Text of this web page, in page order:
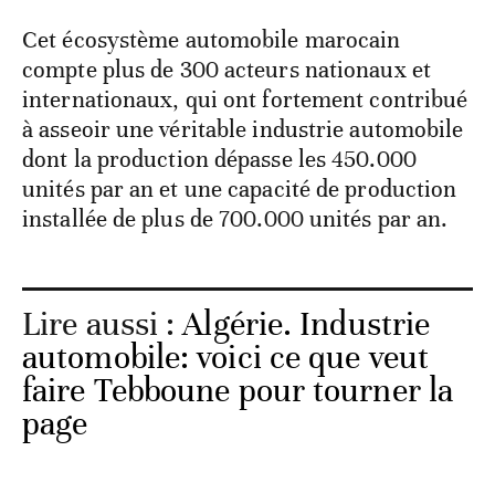
Cet écosystème automobile marocain
compte plus de 300 acteurs nationaux et
internationaux, qui ont fortement contribué
à asseoir une véritable industrie automobile
dont la production dépasse les 450.000
unités par an et une capacité de production
installée de plus de 700.000 unités par an.
Lire aussi :Algérie. Industrie
automobile: voici ce que veut
faire Tebboune pour tourner la
page